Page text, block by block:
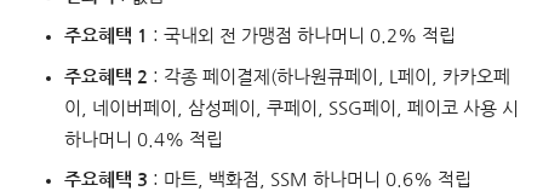
주요혜택 1 : 국내외 전 가맹점 하나머니 0.2% 적립
주요혜택 2 : 각종 페이결제(하나원큐페이, L페이, 카카오페
이, 네이버페이, 삼성페이, 쿠페이, SSG페이, 페이코 사용 시
하나머니 0.4% 적립
주요혜택 3 : 마트, 백화점, SSM 하나머니 0.6% 적립